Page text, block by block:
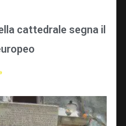
cattedrale segna il